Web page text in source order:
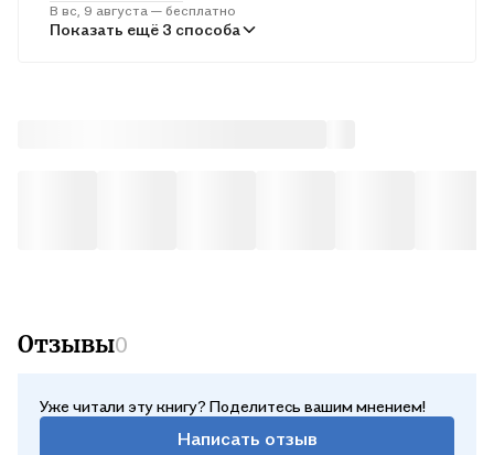
В вс, 9 августа — бесплатно
В пунктах выдачи
Показать ещё 3 способа
Отзывы0
Уже читали эту книгу? Поделитесь вашим мнением!
Написать отзыв